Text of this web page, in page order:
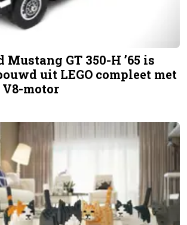
Mustang GT 350-H ’65 is
uit LEGO compleet met
motor